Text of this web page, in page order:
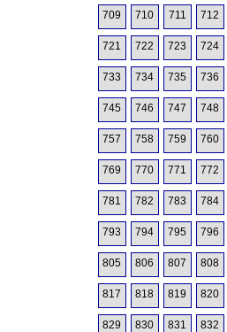
709 710 711 712
721 722 723 724
733 734 735 736
745 746 747 748
757 758 759 760
769 770 771 772
781 782 783 784
793 794 795 796
805 806 807 808
817 818 819 820
829 830 831 832